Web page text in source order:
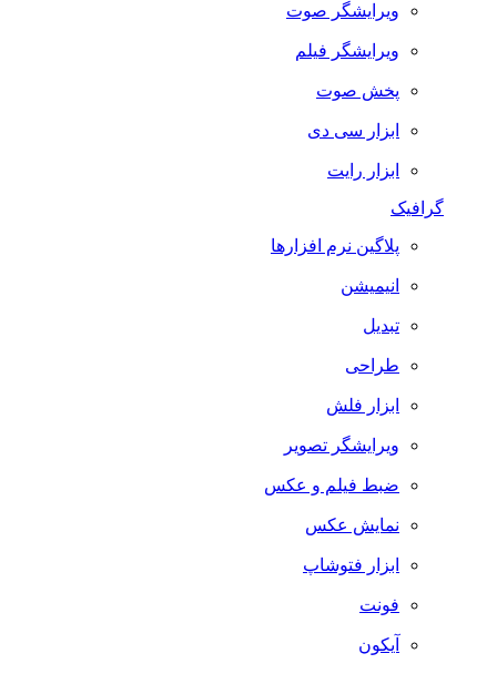
ویرایشگر صوت
ویرایشگر فیلم
پخش صوت
ابزار سی دی
ابزار رایت
گرافیک
پلاگین نرم افزارها
انیمیشن
تبدیل
طراحی
ابزار فلش
ویرایشگر تصویر
ضبط فيلم و عكس
نمایش عکس
ابزار فتوشاپ
فونت
آیکون